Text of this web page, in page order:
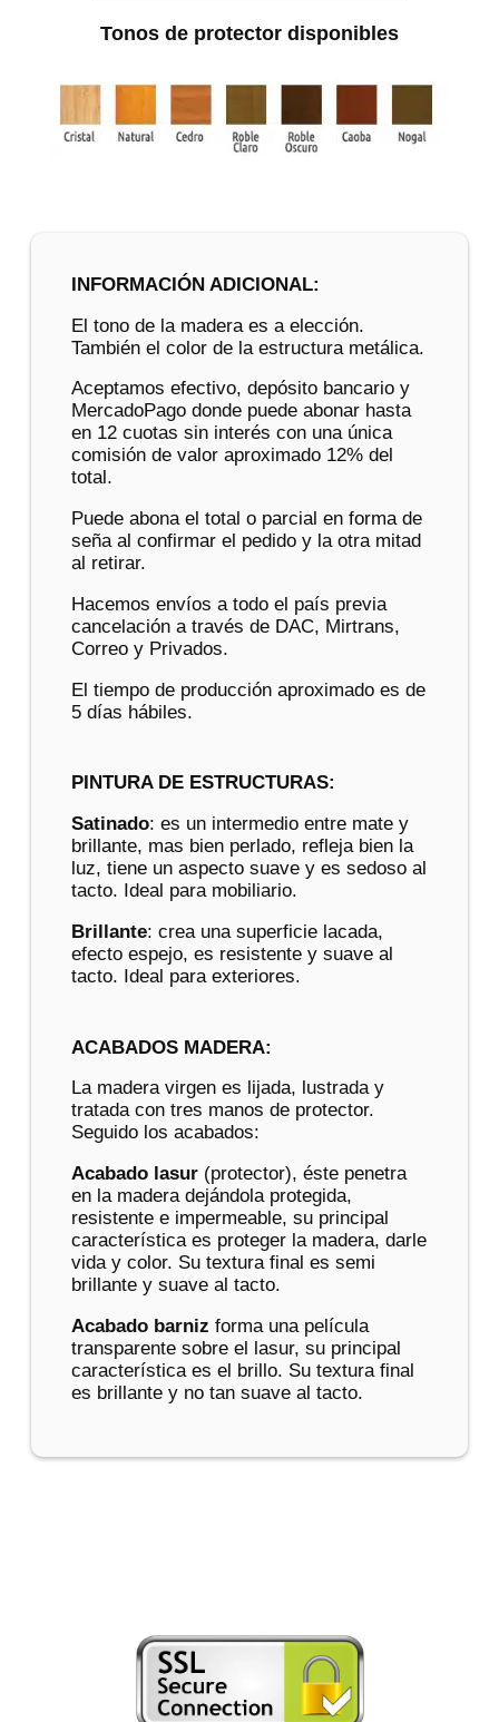
Tonos de protector disponibles
INFORMACIÓN ADICIONAL:
El tono de la madera es a elección.
También el color de la estructura metálica.
Aceptamos efectivo, depósito bancario y
MercadoPago donde puede abonar hasta
en 12 cuotas sin interés con una única
comisión de valor aproximado 12% del
total.
Puede abona el total o parcial en forma de
seña al confirmar el pedido y la otra mitad
al retirar.
Hacemos envíos a todo el país previa
cancelación a través de DAC, Mirtrans,
Correo y Privados.
El tiempo de producción aproximado es de
5 días hábiles.
PINTURA DE ESTRUCTURAS:
Satinado: es un intermedio entre mate y
brillante, mas bien perlado, refleja bien la
luz, tiene un aspecto suave y es sedoso al
tacto. Ideal para mobiliario.
Brillante: crea una superficie lacada,
efecto espejo, es resistente y suave al
tacto. Ideal para exteriores.
ACABADOS MADERA:
La madera virgen es lijada, lustrada y
tratada con tres manos de protector.
Seguido los acabados:
Acabado lasur(protector), éste penetra
en la madera dejándola protegida,
resistente e impermeable, su principal
característica es proteger la madera, darle
vida y color. Su textura final es semi
brillante y suave al tacto.
Acabado barniz forma una película
transparente sobre el lasur, su principal
característica es el brillo. Su textura final
es brillante y no tan suave al tacto.